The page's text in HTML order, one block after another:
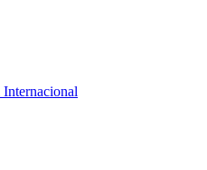
Internacional